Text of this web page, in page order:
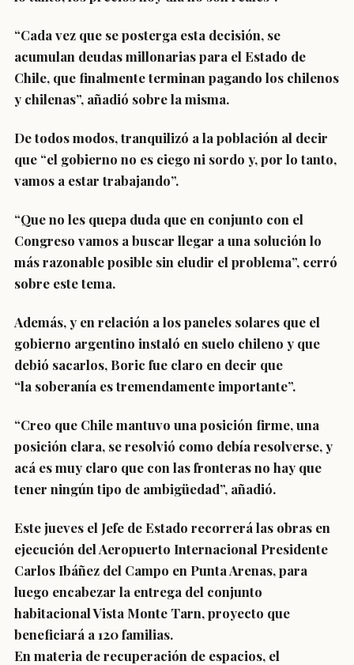
“Cada vez que se posterga esta decisión, se
acumulan deudas millonarias para el Estado de
Chile, que finalmenteterminan pagando los chilenos
y chilenas”, añadió sobre la misma.
De todos modos, tranquilizó a la población al decir
que “el gobierno no es ciego ni sordo y, por lo tanto,
vamos a estar trabajando”.
“Que no les quepa duda que en conjunto con el
Congreso vamos a buscar llegar a una solución lo
más razonableposible sin eludir el problema”, cerró
sobre este tema.
Además, y en relación a lospaneles solares que el
gobierno argentino instaló en suelo chileno y que
debió sacarlos, Boric fue claro en decir que
“la soberanía es tremendamente importante”.
“Creo que Chile mantuvo una posición firme, una
posición clara, se resolvió como debía resolverse, y
acá es muy claro que con las fronteras no hay que
tener ningún tipo de ambigüedad”, añadió.
Este jueves el Jefe de Estado recorrerá las obras en
ejecución del Aeropuerto Internacional Presidente
Carlos Ibáñez del Campo en Punta Arenas, para
luego encabezar la entrega del conjunto
habitacional Vista Monte Tarn, proyecto que
beneficiará a 120 familias.
En materia de recuperación de espacios, el